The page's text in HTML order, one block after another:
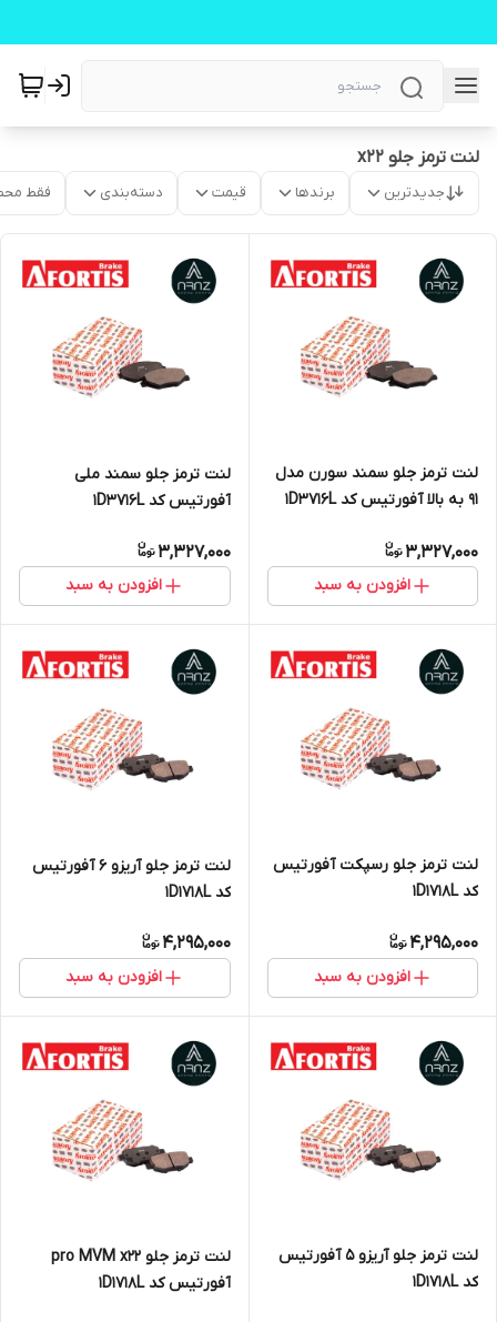
لنت ترمز جلو x22
جدیدترین برندها قیمت دسته‌بندی فقط
لنت ترمز جلو سمند سورن مدل
۹۱ به بالا آفورتیس کد 1D3716L
3,327,000
افزودن به سبد
لنت ترمز جلو سمند ملی
آفورتیس کد 1D3716L
3,327,000
افزودن به سبد
لنت ترمز جلو رسپکت آفورتیس
کد 1D1718L
4,295,000
افزودن به سبد
لنت ترمز جلو آریزو ۶ آفورتیس
کد 1D1718L
4,295,000
افزودن به سبد
لنت ترمز جلو آریزو ۵ آفورتیس
کد 1D1718L
لنت ترمز جلو pro MVM x22
آفورتیس کد 1D1718L